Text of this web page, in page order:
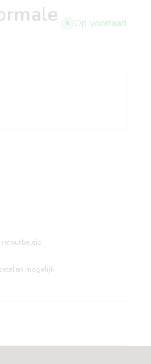
Op voorraad
mogelijk